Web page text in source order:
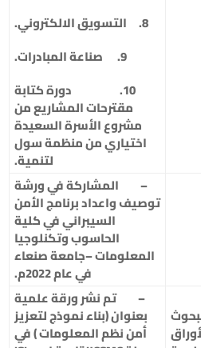
8. التسويق الالكتروني.
9. صناعة المبادرات.
10. دورة كتابة
مقترحات المشاريع من
مشروع الأسرة السعيدة
اختياري من منظمة سول
لتنمية.
– المشاركة في ورشة
توصيف واعداد برنامج الأمن
السيبراني في كلية
الحاسوب وتكنلوجيا
المعلومات –جامعة صنعاء
في عام 2022م.
–تم نشر ورقة علمية
بعنوان (بناء نموذج لتعزيز
أمن نظم المعلومات ) في